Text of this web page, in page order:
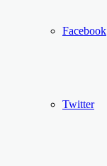
Facebook
Twitter